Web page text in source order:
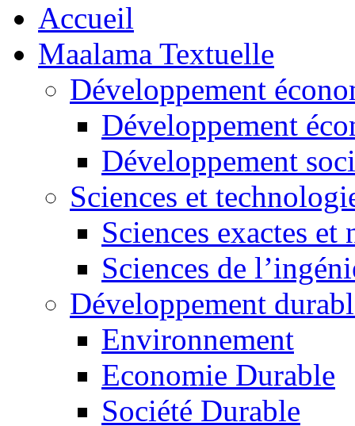
Accueil
Maalama Textuelle
Développement
Développement
Développement
Sciences et
Sciences exactes et
Sciences de
Développement
Environnement
Economie Durable
Société Durable